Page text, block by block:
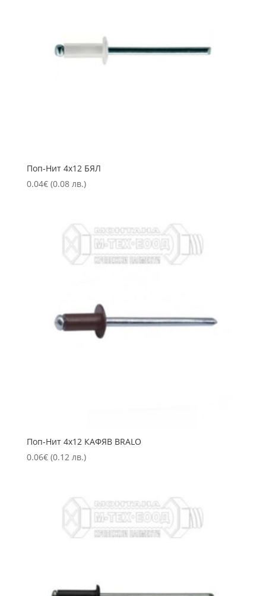
Пoп-Нит 4х12 БЯЛ
0.04€ (0.08 лв.)
Пoп-Нит 4х12 КАФЯВ BRALO
0.06€ (0.12 лв.)